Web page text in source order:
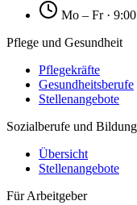
Mo – Fr ·
Pflege und Gesundheit
Pflegekräfte
Gesundheitsberufe
Stellenangebote
Sozialberufe und Bildung
Übersicht
Stellenangebote
Für Arbeitgeber